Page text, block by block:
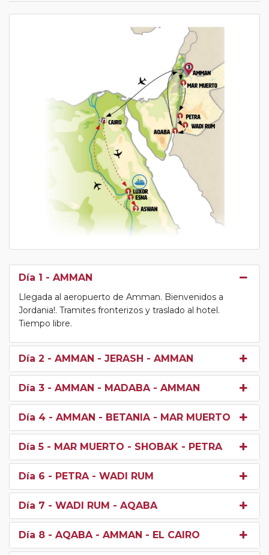
Día 1 - AMMAN
Llegada al aeropuerto de Amman. Bienvenidos a
Jordania!. Tramites fronterizos y traslado al hotel.
Tiempo libre.
Día 2 - AMMAN - JERASH - AMMAN
Día 3 - AMMAN - MADABA - AMMAN
Día 4 - AMMAN - BETANIA - MAR MUERTO
Día 5 - MAR MUERTO - SHOBAK - PETRA
Día 6 - PETRA - WADI RUM
Día 7 - WADI RUM - AQABA
Día 8 - AQABA - AMMAN - EL CAIRO